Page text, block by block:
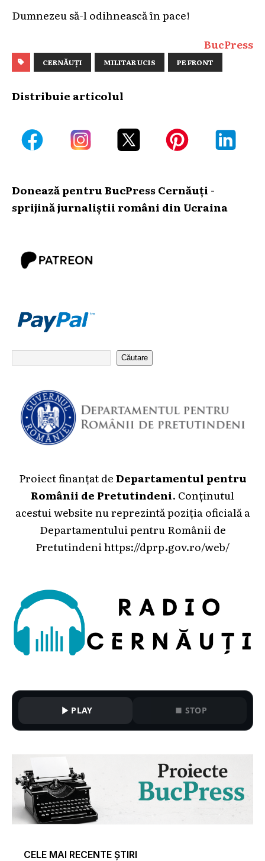
Dumnezeu să-l odihnească în pace!
BucPress
CERNĂUȚI MILITAR UCIS PE FRONT
Distribuie articolul
Donează pentru BucPress Cernăuți -
sprijină jurnaliștii români din Ucraina
Căutare
Proiect finanțat deDepartamentul pentru
Românii de Pretutindeni. Conținutul
acestui website nu reprezintă poziția oficială a
Departamentului pentru Românii de
Pretutindeni https://dprp.gov.ro/web/
PLAY STOP
CELE MAI RECENTE ȘTIRI